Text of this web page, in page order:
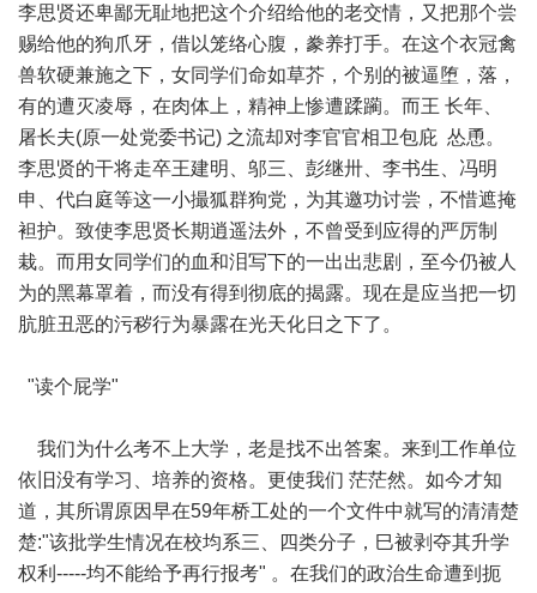
李思贤还卑鄙无耻地把这个介绍给他的老交情，又把那个尝
赐给他的狗爪牙，借以笼络心腹，豢养打手。在这个衣冠禽
兽软硬兼施之下，女同学们命如草芥，个别的被逼堕，落，
有的遭灭凌辱，在肉体上，精神上惨遭蹂躏。而王 长年、
屠长夫(原一处党委书记) 之流却对李官官相卫包庇 怂恿。
李思贤的干将走卒王建明、邬三、彭继卅、李书生、冯明
申、代白庭等这一小撮狐群狗党，为其邀功讨尝，不惜遮掩
袒护。致使李思贤长期逍遥法外，不曾受到应得的严厉制
栽。而用女同学们的血和泪写下的一出出悲剧，至今仍被人
为的黑幕罩着，而没有得到彻底的揭露。现在是应当把一切
肮脏丑恶的污秽行为暴露在光天化日之下了。
"读个屁学"
我们为什么考不上大学，老是找不出答案。来到工作单位
依旧没有学习、培养的资格。更使我们 茫茫然。如今才知
道，其所谓原因早在59年桥工处的一个文件中就写的清清楚
楚:"该批学生情况在校均系三、四类分子，巳被剥夺其升学
权利-----均不能给予再行报考" 。在我们的政治生命遭到扼